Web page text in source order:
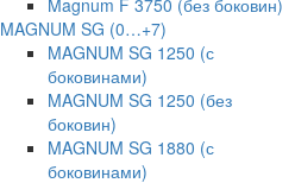
Magnum F 3750 (без боковин)
MAGNUM SG (0…+7)
MAGNUM SG 1250 (с
боковинами)
MAGNUM SG 1250 (без
боковин)
MAGNUM SG 1880 (с
боковинами)